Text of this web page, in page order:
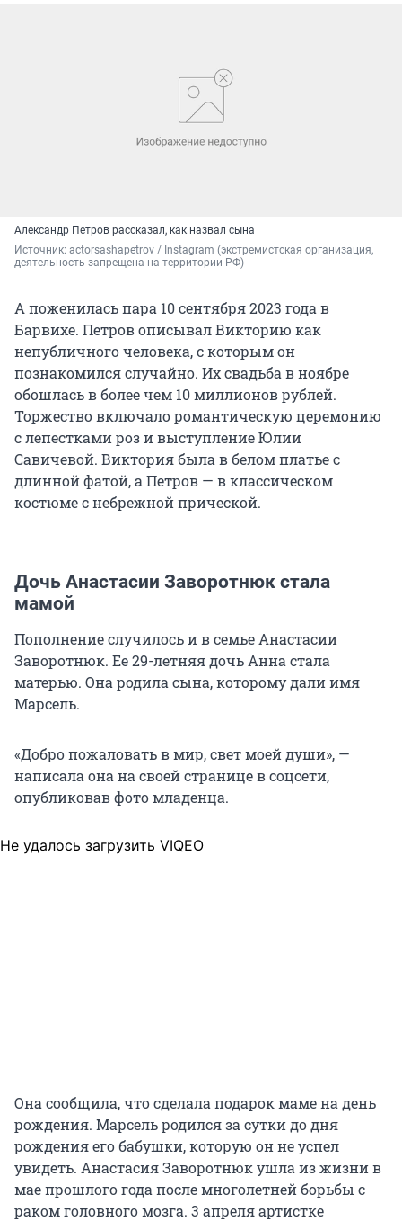
Александр Петров рассказал, как назвал сына
Источник: actorsashapetrov / Instagram (экстремистская организация,
деятельность запрещена на территории РФ)
А поженилась пара 10 сентября 2023 года в
Барвихе. Петров описывал Викторию как
непубличного человека, с которым он
познакомился случайно. Их свадьба в ноябре
обошлась в более чем 10 миллионов рублей.
Торжество включало романтическую церемонию
с лепестками роз и выступление Юлии
Савичевой. Виктория была в белом платье с
длинной фатой, а Петров — в классическом
костюме с небрежной прической.
Дочь Анастасии Заворотнюк стала
мамой
Пополнение случилось и в семье Анастасии
Заворотнюк. Ее 29-летняя дочь Анна стала
матерью. Она родила сына, которому дали имя
Марсель.
«Добро пожаловать в мир, свет моей души», —
написала она на своей странице в соцсети,
опубликовав фото младенца.
Не удалось загрузить VIQEO
Она сообщила, что сделала подарок маме на день
рождения. Марсель родился за сутки до дня
рождения его бабушки, которую он не успел
увидеть. Анастасия Заворотнюк ушла из жизни в
мае прошлого года после многолетней борьбы с
раком головного мозга. 3 апреля артистке